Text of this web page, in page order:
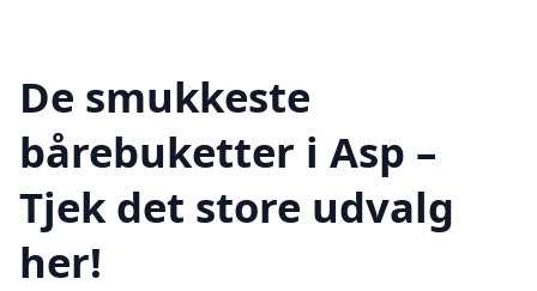
De smukkeste
bårebuketter i Asp –
Tjek det store udvalg
her!